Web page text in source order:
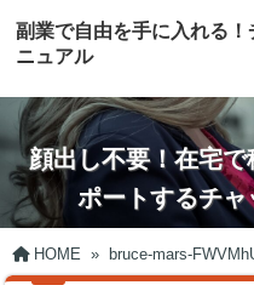
副業で自由を手に入れる
ニュアル
顔出し不要！在宅
ポートするチ
HOME » bruce-mars-